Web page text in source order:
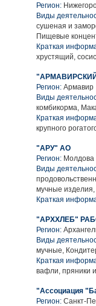
Регион:
Виды
сушеная и
Пищевые
Краткая
хрустящий,
Регион: Армавир
Виды
комбикорма,
Краткая
крупного
"АРУ" АО
Регион: Молдова
Виды
мучные
Краткая
"АРХХЛЕБ"
Регион:
Виды
мучные,
Краткая
вафли, пряники
"Ассоциация
Регион: Санкт-